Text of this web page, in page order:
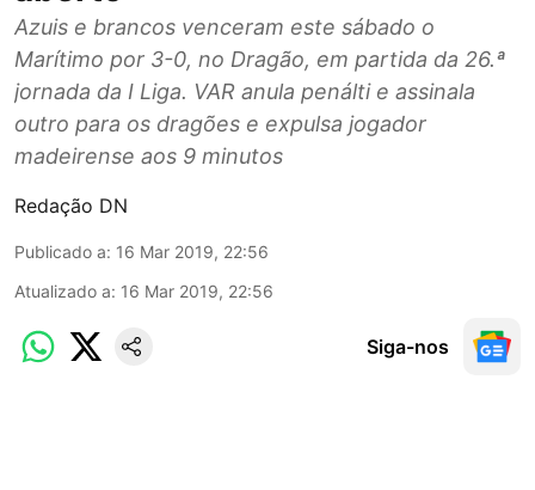
Azuis e brancos venceram este sábado o
Marítimo por 3-0, no Dragão, em partida da 26.ª
jornada da I Liga. VAR anula penálti e assinala
outro para os dragões e expulsa jogador
madeirense aos 9 minutos
Redação DN
Publicado a: 16 Mar 2019, 22:56
Atualizado a: 16 Mar 2019, 22:56
Siga-nos